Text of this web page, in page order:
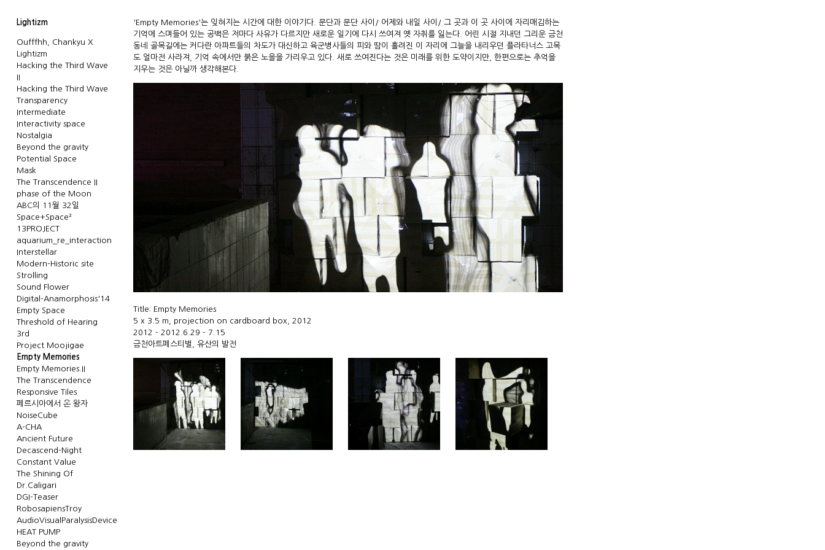
Lightizm
Oufffhh, Chankyu X
Lightizm
Hacking the Third Wave
II
Hacking the Third Wave
Transparency
Intermediate
Interactivity space
Nostalgia
Beyond the gravity
Potential Space
Mask
The Transcendence II
phase of the Moon
ABC의 11월 32일
Space+Space²
13PROJECT
aquarium_re_interaction
Interstellar
Modern-Historic site
Strolling
Sound Flower
Digital-Anamorphosis'14
Empty Space
Threshold of Hearing
3rd
Project Moojigae
Empty Memories
Empty Memories.II
The Transcendence
Responsive Tiles
페르시아에서 온 왕자
NoiseCube
A-CHA
Ancient Future
Decascend-Night
Constant Value
The Shining Of
Dr.Caligari
DGI-Teaser
RobosapiensTroy
AudioVisualParalysisDevice
HEAT PUMP
Beyond the gravity
'Empty Memories'는 잊혀지는 시간에 대한 이야기다. 문단과 문단 사이/ 어제와 내일 사이/ 그 곳과 이 곳 사이에 자리매김하는
기억에 스며들어 있는 공백은 저마다 사유가 다르지만 새로운 일기에 다시 쓰여져 옛 자취를 잃는다. 어린 시절 지내던 그리운 금천
동네 골목길에는 커다란 아파트들의 차도가 대신하고 육군병사들의 피와 땀이 흘려진 이 자리에 그늘을 내리우던 플라타너스 고목
도 얼마전 사라져, 기억 속에서만 붉은 노을을 가리우고 있다. 새로 쓰여진다는 것은 미래를 위한 도약이지만, 한편으로는 추억을
지우는 것은 아닐까 생각해본다.
Title: Empty Memories
5 x 3.5 m, projection on cardboard box, 2012
2012 - 2012.6.29 - 7.15
금천아트페스티벌, 유산의 발전